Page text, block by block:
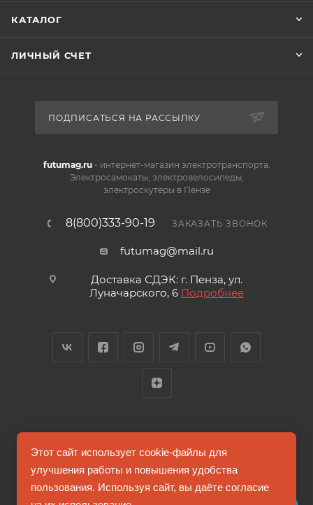
КАТАЛОГ
ЛИЧНЫЙ СЧЕТ
ПОДПИСАТЬСЯ НА РАССЫЛКУ
futumag.ru- интернет-магазин электротранспорта.
Электросамокаты, электровелосипеды,
электроскутеры в Пензе
8(800)333-90-19 ЗАКАЗАТЬ ЗВОНОК
futumag@mail.ru
Доставка СДЭК: г. Пенза, ул.
Луначарского, 6 Подробнее
2026 © FUTUMAG.RU
Информация на сайте не является публичной офертой
Этот сайт использует cookie-файлы для
улучшения работы и повышения удобства
пользования. Используя сайт, вы даёте согласие